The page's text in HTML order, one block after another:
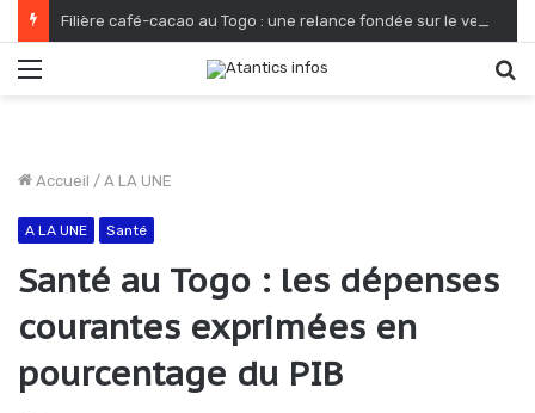
Filière café-cacao au Togo : une relance fondée sur le verdissement et la qualité
Accueil / A LA UNE
A LA UNE Santé
Santé au Togo : les dépenses
courantes exprimées en
pourcentage du PIB